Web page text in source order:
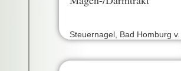
Steuernagel, Bad Homburg v.